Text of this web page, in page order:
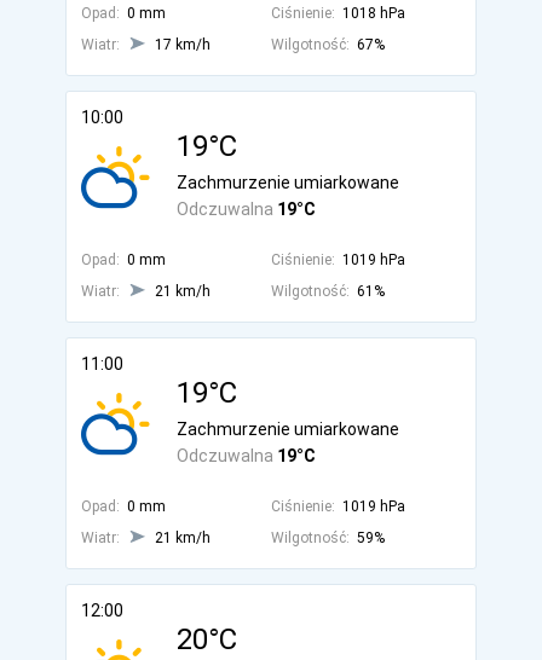
Opad: 0 mm Ciśnienie: 1018 hPa
Wiatr:
17 km/h Wilgotność: 67%
10:00
19°C
Odczuwalna 19°C
Zachmurzenie umiarkowane
Opad: 0 mm Ciśnienie: 1019 hPa
Wiatr:
21 km/h Wilgotność: 61%
11:00
19°C
Odczuwalna 19°C
Zachmurzenie umiarkowane
Opad: 0 mm Ciśnienie: 1019 hPa
Wiatr:
21 km/h Wilgotność: 59%
12:00
20°C